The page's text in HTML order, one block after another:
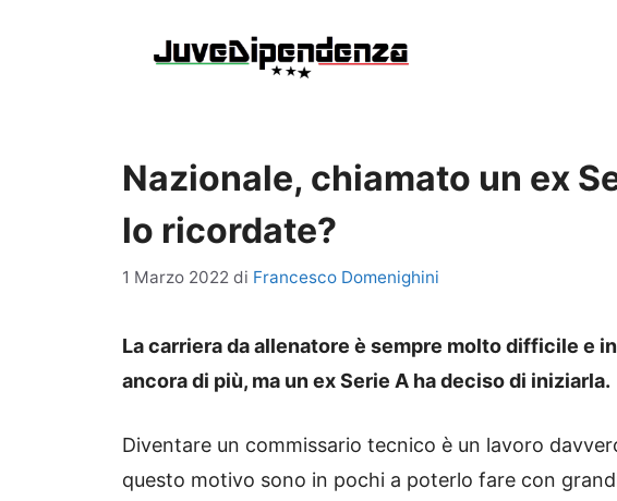
Nazionale, chiamato un ex
lo ricordate?
1 Marzo 2022 di Francesco Domenighini
La carriera da allenatore è sempre molto difficile e
ancora di più, ma un ex Serie A ha deciso di iniziarla.
Diventare un commissario tecnico è un lavoro
questo motivo sono in pochi a poterlo fare con